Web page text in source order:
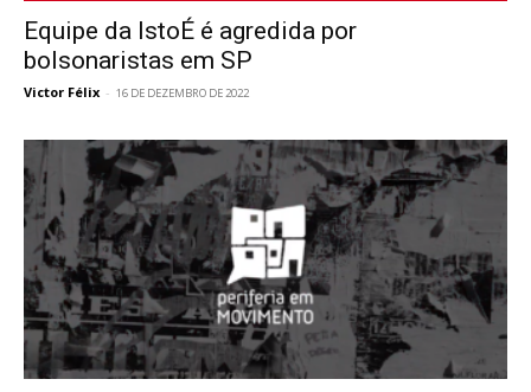
Equipe da IstoÉ é agredida por
bolsonaristas em SP
Victor Félix - 16 DE DEZEMBRO DE 2022